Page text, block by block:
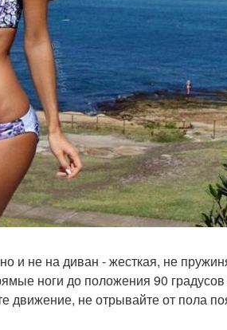
и не на диван - жесткая, не
ноги до положения 90
движение, не отрывайте от пола